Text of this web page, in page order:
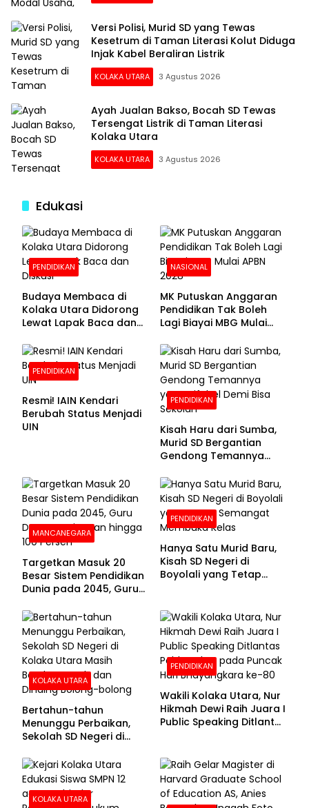
Versi Polisi, Murid SD yang Tewas
Kesetrum di Taman Literasi Kolut Diduga
Injak Kabel Beraliran Listrik
KOLAKA UTARA 3 Agustus 2026
Ayah Jualan Bakso, Bocah SD Tewas
Tersengat Listrik di Taman Literasi
Kolaka Utara
KOLAKA UTARA 3 Agustus 2026
Edukasi
PENDIDIKAN
Budaya Membaca di
Kolaka Utara Didorong
Lewat Lapak Baca dan
NASIONAL
MK Putuskan Anggaran
Pendidikan Tak Boleh
Lagi Biayai MBG Mulai
PENDIDIKAN
Resmi! IAIN Kendari
Berubah Status Menjadi
UIN
PENDIDIKAN
Kisah Haru dari Sumba,
Murid SD Bergantian
Gendong Temannya
Sekolah
MANCANEGARA
Targetkan Masuk 20
Besar Sistem Pendidikan
Dunia pada 2045, Guru
100 Persen
PENDIDIKAN
Hanya Satu Murid Baru,
Kisah SD Negeri di
Boyolali yang Tetap
KOLAKA UTARA
Bertahun-tahun
Menunggu Perbaikan,
Sekolah SD Negeri di
Beralas Tanah dan
Dinding Bolong-bolong
PENDIDIKAN
Wakili Kolaka Utara, Nur
Hikmah Dewi Raih Juara I
Public Speaking Ditlantas
Bhayangkara ke-80
KOLAKA UTARA